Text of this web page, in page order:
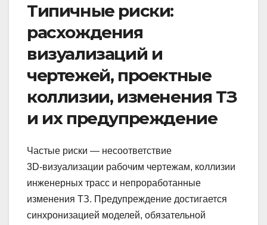
Типичные риски:
расхождения
визуализаций и
чертежей, проектные
коллизии, изменения ТЗ
и их предупреждение
Частые риски — несоответствие
3D‑визуализации рабочим чертежам, коллизии
инженерных трасс и непроработанные
изменения ТЗ. Предупреждение достигается
синхронизацией моделей, обязательной